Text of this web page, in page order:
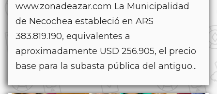
www.zonadeazar.com La Municipalidad
de Necochea estableció en ARS
383.819.190, equivalentes a
aproximadamente USD 256.905, el precio
base para la subasta pública del antiguo...